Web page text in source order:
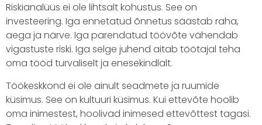
Riskianalüüs ei ole lihtsalt kohustus. See on
investeering. Iga ennetatud õnnetus säästab raha,
aega ja närve. Iga parendatud töövõte vähendab
vigastuste riski. Iga selge juhend aitab töötajal teha
oma tööd turvaliselt ja enesekindlalt.
Töökeskkond ei ole ainult seadmete ja ruumide
küsimus. See on kultuuri küsimus. Kui ettevõte hoolib
oma inimestest, hoolivad inimesed ettevõttest tagasi.